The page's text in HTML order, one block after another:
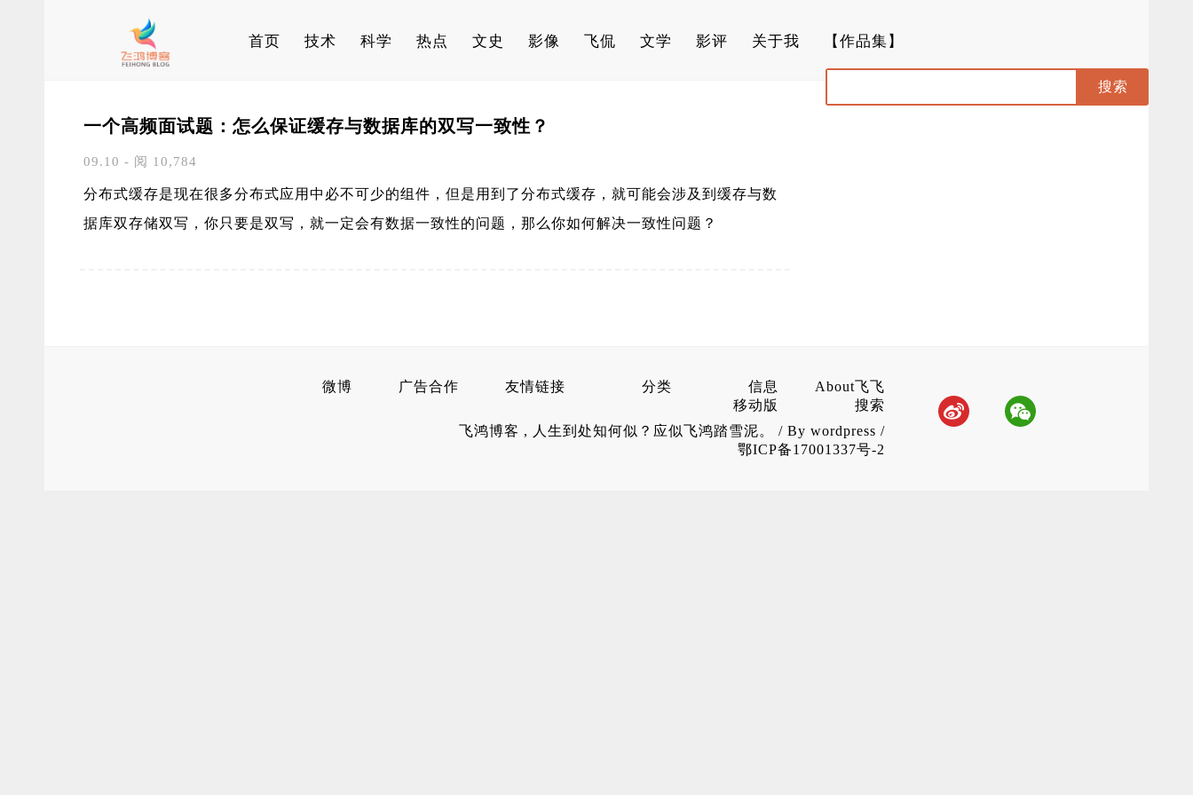
首页 技术 科学 热点 文史 影像 飞侃 文学 影评 关于我 【作品集】
一个高频面试题：怎么保证缓存与数据库的双写一致性？
09.10 - 阅 10,784
分布式缓存是现在很多分布式应用中必不可少的组件，但是用到了分布式缓存，就可能会涉及到缓存与数
据库双存储双写，你只要是双写，就一定会有数据一致性的问题，那么你如何解决一致性问题？
About飞飞
信息
分类
友情链接
广告合作
微博
搜索
移动版
飞鸿博客 , 人生到处知何似？应似飞鸿踏雪泥。 / By wordpress /
鄂ICP备17001337号-2